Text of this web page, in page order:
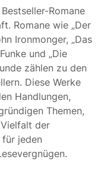
Romane
Romane wie „Der
Ironmonger, „Das
und „Die
zählen zu den
Diese Werke
Handlungen,
Themen,
der
jeden